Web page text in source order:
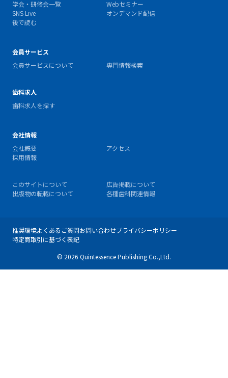
学会・研修会一覧
Webセミナー
SNS Live
オンデマンド配信
後で読む
会員サービス
会員サービスについて
専門情報検索
歯科求人
歯科求人を探す
会社情報
会社概要
アクセス
採用情報
このサイトについて
広告掲載について
出版物の転載について
各種歯科関連情報
推奨環境よくあるご質問お問い合わせプライバシーポリシー
特定商取引に基づく表記
© 2026 Quintessence Publishing Co.,Ltd.